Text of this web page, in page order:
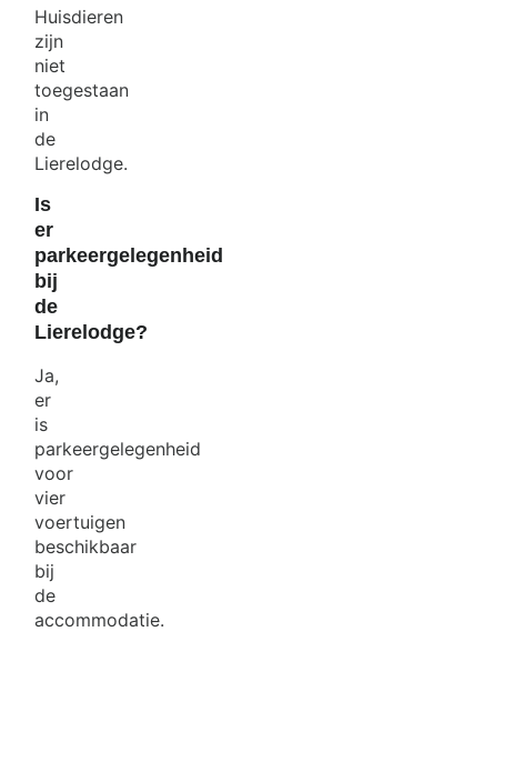
Huisdieren
zijn
niet
toegestaan
in
de
Lierelodge.
Is
er
parkeergelegenheid
bij
de
Lierelodge?
Ja,
er
is
parkeergelegenheid
voor
vier
voertuigen
beschikbaar
bij
de
accommodatie.